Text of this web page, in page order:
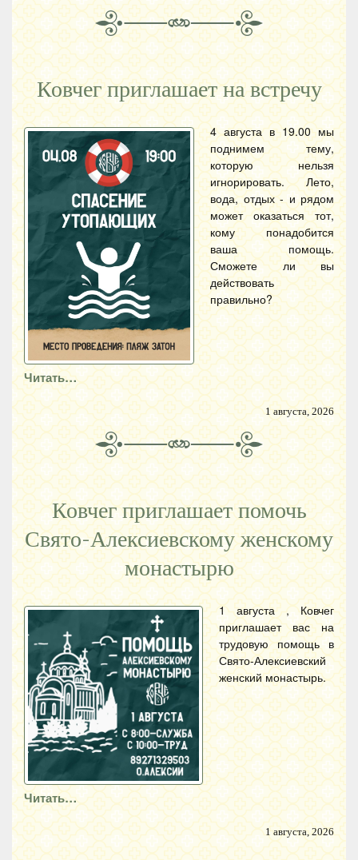
Ковчег приглашает на встречу
4 августа в 19.00 мы
поднимем тему,
которую нельзя
игнорировать. Лето,
вода, отдых - и рядом
может оказаться тот,
кому понадобится
ваша помощь.
Сможете ли вы
действовать
правильно?
Читать…
1 августа, 2026
Ковчег приглашает помочь
Свято-Алексиевскому женскому
монастырю
1 августа , Ковчег
приглашает вас на
трудовую помощь в
Свято-Алексиевский
женский монастырь.
Читать…
1 августа, 2026